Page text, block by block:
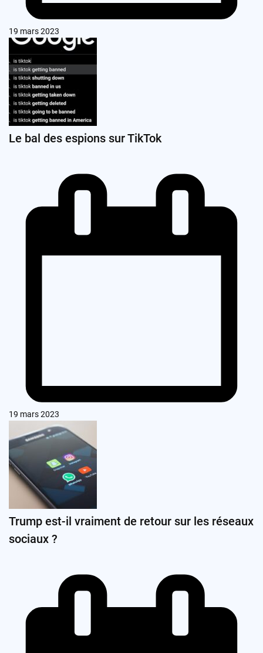
19 mars 2023
Le bal des espions sur TikTok
19 mars 2023
Trump est-il vraiment de retour sur les réseaux
sociaux ?